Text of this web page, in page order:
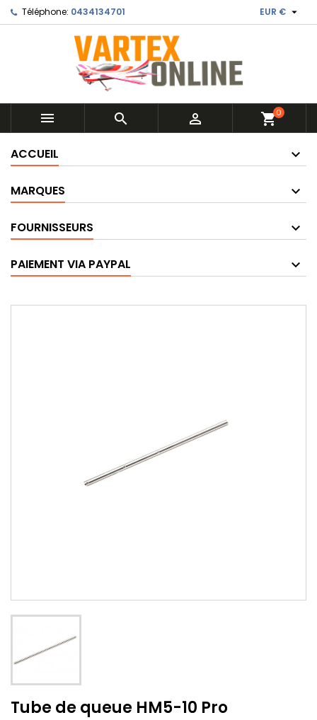
Téléphone: 0434134701 EUR € 
   shopping_cart0
ACCUEIL
MARQUES
FOURNISSEURS
PAIEMENT VIA PAYPAL
Tube de queue HM5-10 Pro